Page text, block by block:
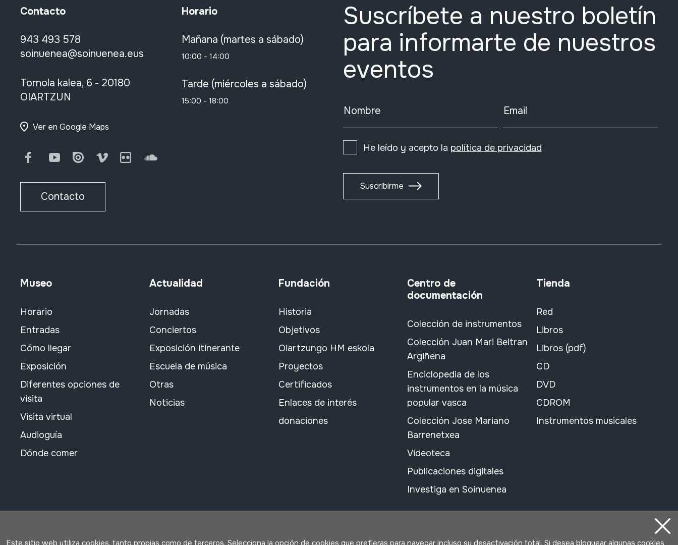
Contacto
943 493 578
soinuenea@soinuenea.eus
Tornola kalea, 6 - 20180
OIARTZUN
Ver en Google Maps
FacebookYoutubeIssuu Vimeo FlickrSoundCloud
Contacto
Horario
Mañana (martes a sábado)
10:00 - 14:00
Tarde (miércoles a sábado)
15:00 - 18:00
Suscríbete a nuestro boletín
para informarte de nuestros
eventos
Nombre Email
He leído y acepto la política de privacidad
Suscribirme
Museo
Horario
Entradas
Cómo llegar
Exposición
Diferentes opciones de
visita
Visita virtual
Audioguía
Dónde comer
Actualidad
Jornadas
Conciertos
Exposición itinerante
Escuela de música
Otras
Noticias
Fundación
Historia
Objetivos
Oiartzungo HM eskola
Proyectos
Certificados
Enlaces de interés
donaciones
Centro de
documentación
Colección de instrumentos
Colección Juan Mari Beltran
Argiñena
Enciclopedia de los
instrumentos en la música
popular vasca
Colección Jose Mariano
Barrenetxea
Videoteca
Publicaciones digitales
Investiga en Soinuenea
Tienda
Red
Libros
Libros (pdf)
CD
DVD
CDROM
Instrumentos musicales
Este sitio web utiliza cookies, tanto propias como de terceros. Selecciona la opción de cookies que prefieras para navegar incluso su desactivación total. Si desea bloquear algunas cookies